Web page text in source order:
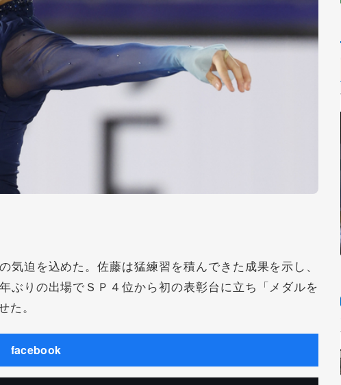
迫を込めた。佐藤は猛練習を積んできた成果を示し、
ぶりの出場でＳＰ４位から初の表彰台に立ち「メダルを
。
facebook